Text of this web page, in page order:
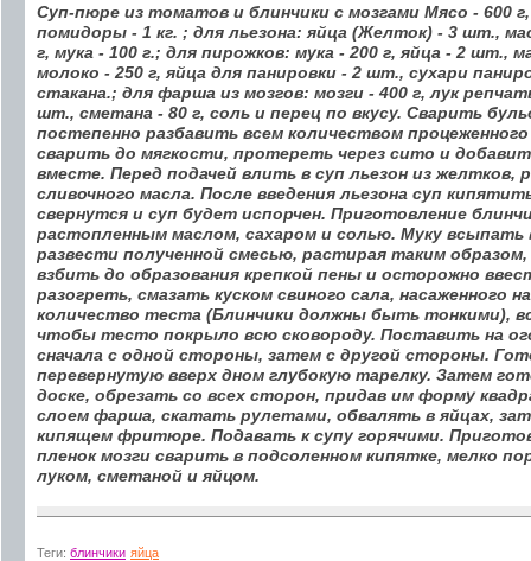
Суп-пюре из томатов и блинчики с мозгами Мясо - 600 г,
помидоры - 1 кг. ; для льезона: яйца (Желток) - 3 шт.,
г, мука - 100 г.; для пирожков: мука - 200 г, яйца - 2 шт.,
молоко - 250 г, яйца для панировки - 2 шт., сухари
стакана.; для фарша из мозгов: мозги - 400 г, лук
шт., сметана - 80 г, соль и перец по вкусу. Сварить
постепенно разбавить всем количеством
сварить до мягкости, протереть через сито и
вместе. Перед подачей влить в суп льезон из желтков,
сливочного масла. После введения льезона суп
свернутся и суп будет испорчен. Приготовление
растопленным маслом, сахаром и солью. Муку
развести полученной смесью, растирая таким
взбить до образования крепкой пены и осторожно
разогреть, смазать куском свиного сала, насаженного
количество теста (Блинчики должны быть тонкими),
чтобы тесто покрыло всю сковороду. Поставить на
сначала с одной стороны, затем с другой стороны.
перевернутую вверх дном глубокую тарелку. Затем
доске, обрезать со всех сторон, придав им форму
слоем фарша, скатать рулетами, обвалять в яйцах,
кипящем фритюре. Подавать к супу горячими.
пленок мозги сварить в подсоленном кипятке, мелко
луком, сметаной и яйцом.
Теги: блинчики яйца